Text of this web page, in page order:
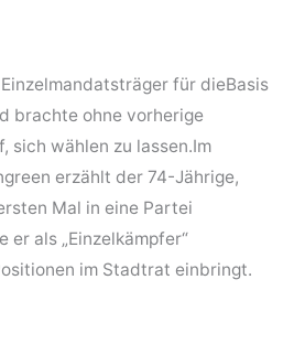
für dieBasis
brachte ohne vorherige
sich wählen zu lassen.Im
erzählt der 74-Jährige,
Mal in eine Partei
als „Einzelkämpfer“
im Stadtrat einbringt.